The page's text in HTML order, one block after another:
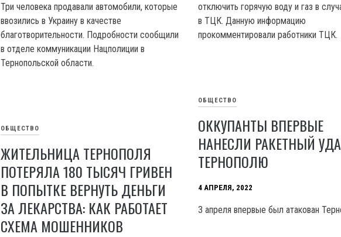
Три человека продавали автомобили, которые
ввозились в Украину в качестве
благотворительности. Подробности сообщили
в отделе коммуникации Нацполиции в
Тернопольской области.
отключить горячую воду и газ в
в ТЦК. Данную информацию
прокомментировали работники ТЦК.
ОБЩЕСТВО
ОККУПАНТЫ ВПЕРВЫЕ
НАНЕСЛИ РАКЕТНЫЙ
ТЕРНОПОЛЮ
4 АПРЕЛЯ, 2022
3 апреля впервые был атакован
ОБЩЕСТВО
ЖИТЕЛЬНИЦА ТЕРНОПОЛЯ
ПОТЕРЯЛА 180 ТЫСЯЧ ГРИВЕН
В ПОПЫТКЕ ВЕРНУТЬ ДЕНЬГИ
ЗА ЛЕКАРСТВА: КАК РАБОТАЕТ
СХЕМА МОШЕННИКОВ